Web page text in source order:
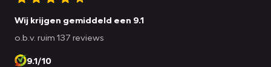
Wij krijgen gemiddeld een 9.1
o.b.v. ruim 137 reviews
9.1/10